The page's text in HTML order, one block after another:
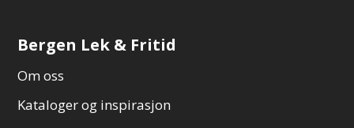
Bergen Lek & Fritid
Om oss
Kataloger og inspirasjon